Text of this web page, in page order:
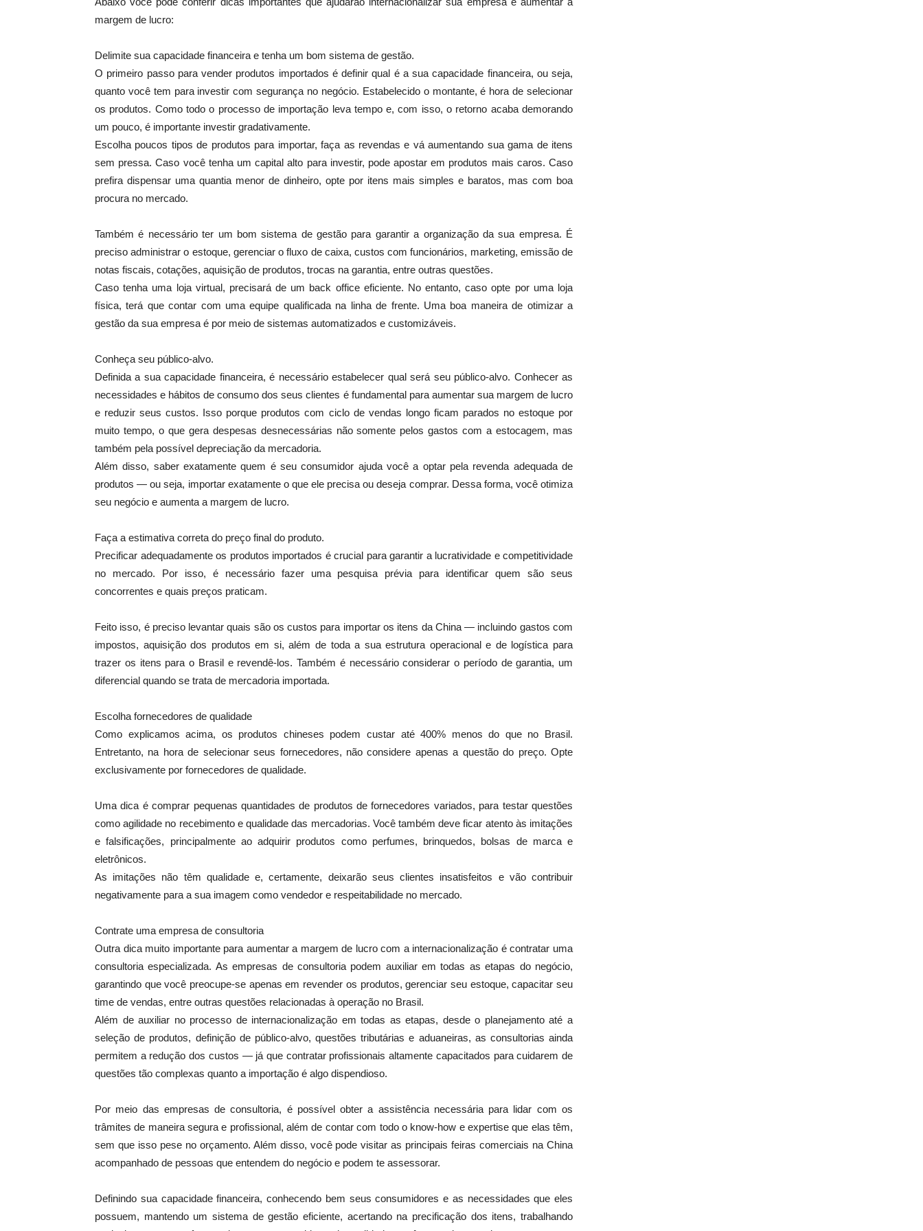
margem de lucro:
Delimite sua capacidade financeira e tenha um bom sistema de gestão.
O primeiro passo para vender produtos importados é definir qual é a sua capacidade financeira, ou seja,
quanto você tem para investir com segurança no negócio. Estabelecido o montante, é hora de selecionar
os produtos. Como todo o processo de importação leva tempo e, com isso, o retorno acaba demorando
um pouco, é importante investir gradativamente.
Escolha poucos tipos de produtos para importar, faça as revendas e vá aumentando sua gama de itens
sem pressa. Caso você tenha um capital alto para investir, pode apostar em produtos mais caros. Caso
prefira dispensar uma quantia menor de dinheiro, opte por itens mais simples e baratos, mas com boa
procura no mercado.
Também é necessário ter um bom sistema de gestão para garantir a organização da sua empresa. É
preciso administrar o estoque, gerenciar o fluxo de caixa, custos com funcionários, marketing, emissão de
notas fiscais, cotações, aquisição de produtos, trocas na garantia, entre outras questões.
Caso tenha uma loja virtual, precisará de um back office eficiente. No entanto, caso opte por uma loja
física, terá que contar com uma equipe qualificada na linha de frente. Uma boa maneira de otimizar a
gestão da sua empresa é por meio de sistemas automatizados e customizáveis.
Conheça seu público-alvo.
Definida a sua capacidade financeira, é necessário estabelecer qual será seu público-alvo. Conhecer as
necessidades e hábitos de consumo dos seus clientes é fundamental para aumentar sua margem de lucro
e reduzir seus custos. Isso porque produtos com ciclo de vendas longo ficam parados no estoque por
muito tempo, o que gera despesas desnecessárias não somente pelos gastos com a estocagem, mas
também pela possível depreciação da mercadoria.
Além disso, saber exatamente quem é seu consumidor ajuda você a optar pela revenda adequada de
produtos — ou seja, importar exatamente o que ele precisa ou deseja comprar. Dessa forma, você otimiza
seu negócio e aumenta a margem de lucro.
Faça a estimativa correta do preço final do produto.
Precificar adequadamente os produtos importados é crucial para garantir a lucratividade e competitividade
no mercado. Por isso, é necessário fazer uma pesquisa prévia para identificar quem são seus
concorrentes e quais preços praticam.
Feito isso, é preciso levantar quais são os custos para importar os itens da China — incluindo gastos com
impostos, aquisição dos produtos em si, além de toda a sua estrutura operacional e de logística para
trazer os itens para o Brasil e revendê-los. Também é necessário considerar o período de garantia, um
diferencial quando se trata de mercadoria importada.
Escolha fornecedores de qualidade
Como explicamos acima, os produtos chineses podem custar até 400% menos do que no Brasil.
Entretanto, na hora de selecionar seus fornecedores, não considere apenas a questão do preço. Opte
exclusivamente por fornecedores de qualidade.
Uma dica é comprar pequenas quantidades de produtos de fornecedores variados, para testar questões
como agilidade no recebimento e qualidade das mercadorias. Você também deve ficar atento às imitações
e falsificações, principalmente ao adquirir produtos como perfumes, brinquedos, bolsas de marca e
eletrônicos.
As imitações não têm qualidade e, certamente, deixarão seus clientes insatisfeitos e vão contribuir
negativamente para a sua imagem como vendedor e respeitabilidade no mercado.
Contrate uma empresa de consultoria
Outra dica muito importante para aumentar a margem de lucro com a internacionalização é contratar uma
consultoria especializada. As empresas de consultoria podem auxiliar em todas as etapas do negócio,
garantindo que você preocupe-se apenas em revender os produtos, gerenciar seu estoque, capacitar seu
time de vendas, entre outras questões relacionadas à operação no Brasil.
Além de auxiliar no processo de internacionalização em todas as etapas, desde o planejamento até a
seleção de produtos, definição de público-alvo, questões tributárias e aduaneiras, as consultorias ainda
permitem a redução dos custos — já que contratar profissionais altamente capacitados para cuidarem de
questões tão complexas quanto a importação é algo dispendioso.
Por meio das empresas de consultoria, é possível obter a assistência necessária para lidar com os
trâmites de maneira segura e profissional, além de contar com todo o know-how e expertise que elas têm,
sem que isso pese no orçamento. Além disso, você pode visitar as principais feiras comerciais na China
acompanhado de pessoas que entendem do negócio e podem te assessorar.
Definindo sua capacidade financeira, conhecendo bem seus consumidores e as necessidades que eles
possuem, mantendo um sistema de gestão eficiente, acertando na precificação dos itens, trabalhando